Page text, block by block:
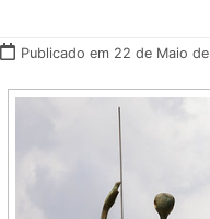
Publicado em 22 de Maio